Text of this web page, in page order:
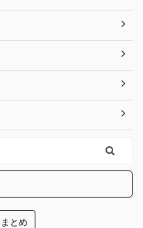
まとめ